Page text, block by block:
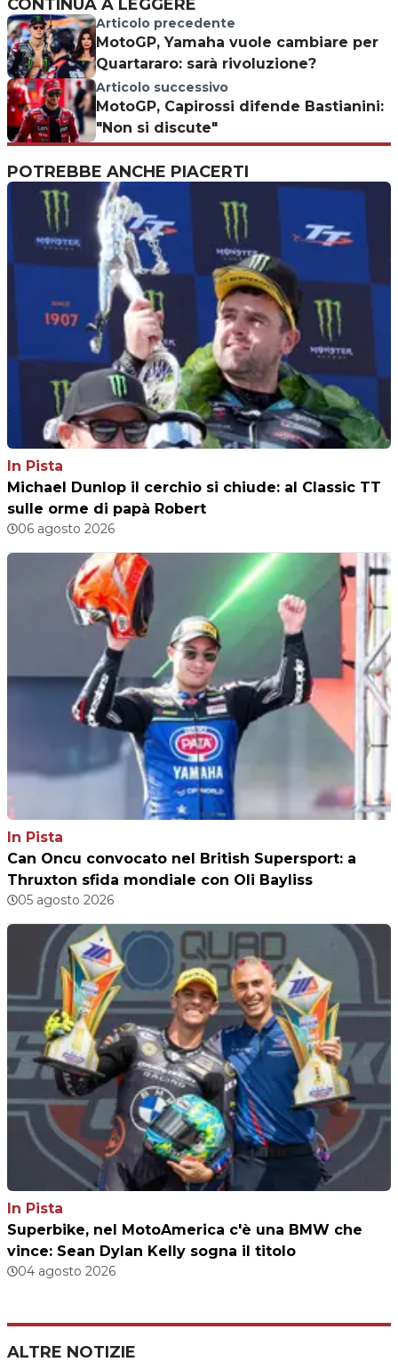
CONTINUA A LEGGERE
Articolo precedente
MotoGP, Yamaha vuole cambiare per
Quartararo: sarà rivoluzione?
Articolo successivo
MotoGP, Capirossi difende Bastianini:
"Non si discute"
POTREBBE ANCHE PIACERTI
In Pista
Michael Dunlop il cerchio si chiude: al Classic TT
sulle orme di papà Robert
06 agosto 2026
In Pista
Can Oncu convocato nel British Supersport: a
Thruxton sfida mondiale con Oli Bayliss
05 agosto 2026
In Pista
Superbike, nel MotoAmerica c'è una BMW che
vince: Sean Dylan Kelly sogna il titolo
04 agosto 2026
ALTRE NOTIZIE